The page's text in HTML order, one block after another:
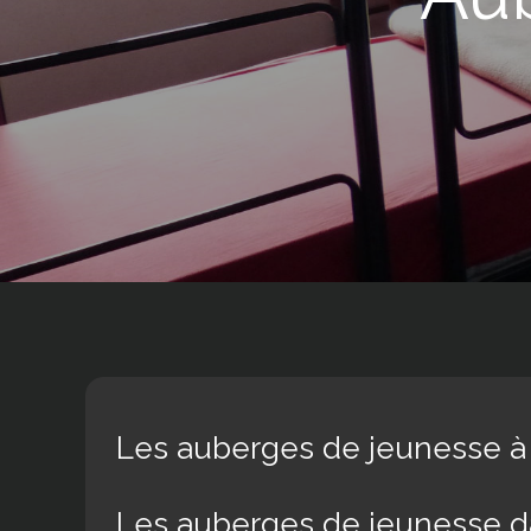
Les auberges de jeunesse
Les auberges de jeunesse